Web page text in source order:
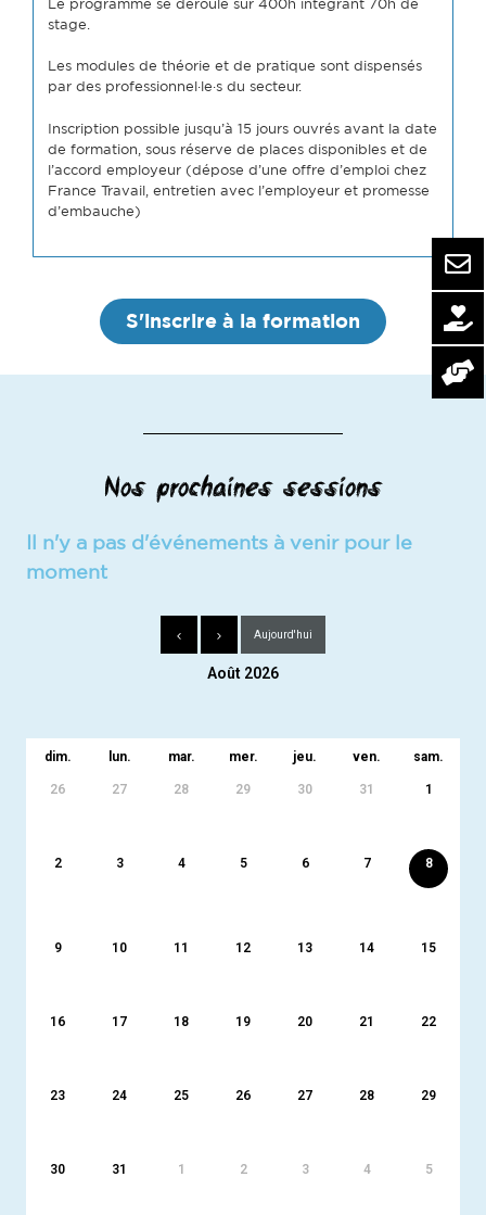
Le programme se déroule sur 400h intégrant 70h de
stage.
Les modules de théorie et de pratique sont dispensés
par des professionnel·le·s du secteur.
Inscription possible jusqu’à 15 jours ouvrés avant la date
de formation, sous réserve de places disponibles et de
l’accord employeur (dépose d’une offre d’emploi chez
France Travail, entretien avec l’employeur et promesse
d’embauche)
S'inscrire à la formation
Nos prochaines sessions
Il n'y a pas d'événements à venir pour le
moment
Aujourd'hui
Août 2026
dim. lun. mar. mer. jeu. ven. sam.
26 27 28 29 30 31 1
2 3 4 5 6 7 8
9 10 11 12 13 14 15
16 17 18 19 20 21 22
23 24 25 26 27 28 29
30 31 1 2 3 4 5